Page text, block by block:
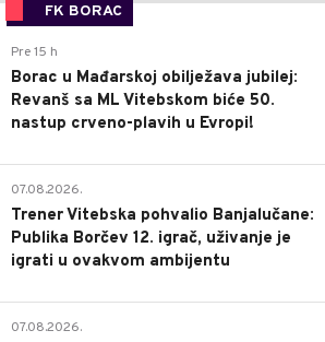
FK BORAC
Pre 15 h
Borac u Mađarskoj obilježava jubilej:
Revanš sa ML Vitebskom biće 50.
nastup crveno-plavih u Evropi!
07.08.2026.
Trener Vitebska pohvalio Banjalučane:
Publika Borčev 12. igrač, uživanje je
igrati u ovakvom ambijentu
07.08.2026.